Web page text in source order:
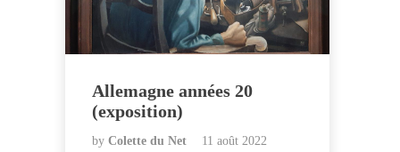
Allemagne années 20
(exposition)
by Colette du Net 11 août 2022